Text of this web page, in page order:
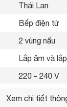
Thái Lan
Bếp điện từ
2 vùng nấu
Lắp âm và
220 - 240 V
4400 W
Xem chi tiết